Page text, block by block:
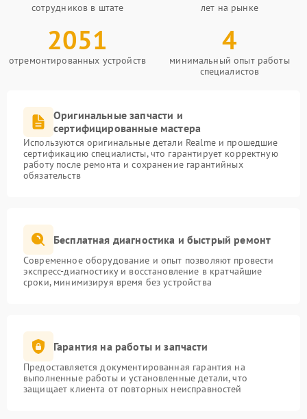
сотрудников в штате лет на рынке
2051
отремонтированных устройств
4
минимальный опыт работы
специалистов
Оригинальные запчасти и
сертифицированные мастера
Используются оригинальные детали Realme и прошедшие
сертификацию специалисты, что гарантирует корректную
работу после ремонта и сохранение гарантийных
обязательств
Бесплатная диагностика и быстрый ремонт
Современное оборудование и опыт позволяют провести
экспресс-диагностику и восстановление в кратчайшие
сроки, минимизируя время без устройства
Гарантия на работы и запчасти
Предоставляется документированная гарантия на
выполненные работы и установленные детали, что
защищает клиента от повторных неисправностей